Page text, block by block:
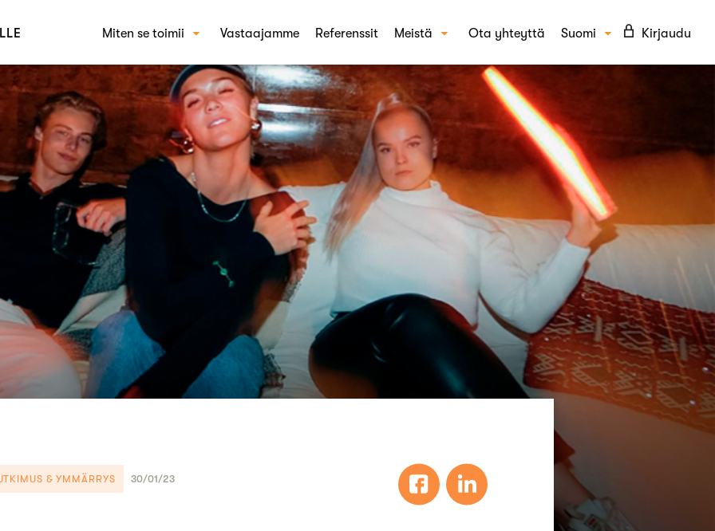
Miten se toimii
Miten Crowst toimii RATKAISUT
Käyttäytyminen ja asenteet
Konsepti- ja kampanjatestaus
Brändin tunnettuus ja mielikuvat
Shopper-tutkimus
Vastaajamme Referenssit Meistä
Tarinamme
Tiimi
UKK
Blogi
Ura Crowstilla
Ota yhteyttä Suomi Kirjaudu
& YMMÄRRYS 30/01/23